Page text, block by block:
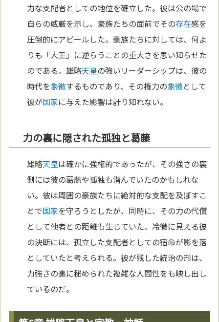
力な支配者としての地位を確立した。彼は公の場で
自らの威厳を示し、豪族たちの面前でその存在感を
圧倒的にアピールした。豪族たちに対しては、何よ
りも「大王」に逆らうことの重大さを思い知らせた
のである。雄略天皇の強いリーダーシップは、彼の
時代を象徴するものであり、その権力の象徴として
彼が国家に与えた影響は計り知れない。
力の裏に隠された孤独と葛藤
雄略天皇は確かに強権的であったが、その強さの裏
側には彼の葛藤や孤独も潜んでいたのかもしれな
い。彼は周囲の豪族たちに絶対的な支配を及ぼすこ
とで国家を守ろうとしたが、同時に、その力の代償
として他者との距離も生じていた。冷徹に見える彼
の決断には、孤立した支配者としての宿命が影を落
としていたと考えられる。彼が残した統治の形は、
力強さの裏に秘められた複雑な人間性をも映し出し
ているのだ。